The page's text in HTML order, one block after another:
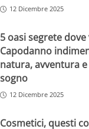
12 Dicembre 2025
5 oasi segrete
Capodanno
natura, avventura
sogno
12 Dicembre 2025
Cosmetici, questi